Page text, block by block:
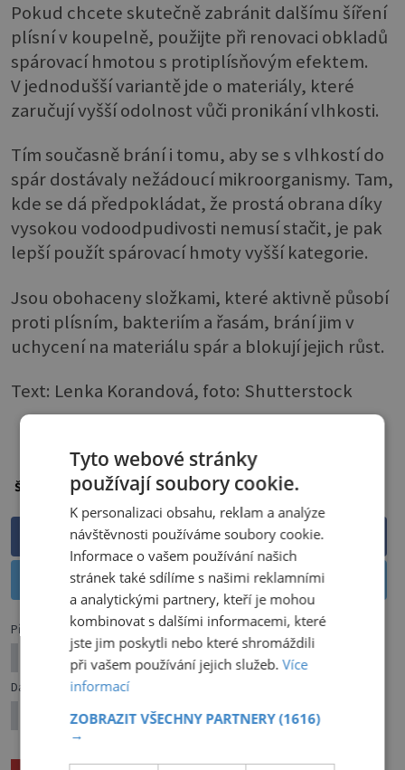
Pokud chcete skutečně zabránit dalšímu šíření
plísní v koupelně, použijte při renovaci obkladů
spárovací hmotou s protiplísňovým efektem.
V jednodušší variantě jde o materiály, které
zaručují vyšší odolnost vůči pronikání vlhkosti.
Tím současně brání i tomu, aby se s vlhkostí do
spár dostávaly nežádoucí mikroorganismy. Tam,
kde se dá předpokládat, že prostá obrana díky
vysokou vodoodpudivosti nemusí stačit, je pak
lepší použít spárovací hmoty vyšší kategorie.
Jsou obohaceny složkami, které aktivně působí
proti plísním, bakteriím a řasám, brání jim v
uchycení na materiálu spár a blokují jejich růst.
Text: Lenka Korandová, foto: Shutterstock
Štítky: Plíseň
Sdílet na Facebooku
Sdílet na Twitteru
Předchozí článek
Bio od předkrmu po dezert
Další článek
Místo bidetu sprška!
Tyto webové stránky
používají soubory cookie.
K personalizaci obsahu, reklam a analýze
návštěvnosti používáme soubory cookie.
Informace o vašem používání našich
stránek také sdílíme s našimi reklamními
a analytickými partnery, kteří je mohou
kombinovat s dalšími informacemi, které
jste jim poskytli nebo které shromáždili
při vašem používání jejich služeb.Více
informací
ZOBRAZIT VŠECHNY PARTNERY(1616)
→